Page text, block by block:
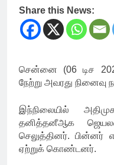
Share this News:
சென்னை (06 டிச
நேற்று அவரது நினைவு
இந்நிலையில்
தனித்தனீஆக
செலுத்தினர். பின்னர்
ஏற்றுக் கொண்டனர்.